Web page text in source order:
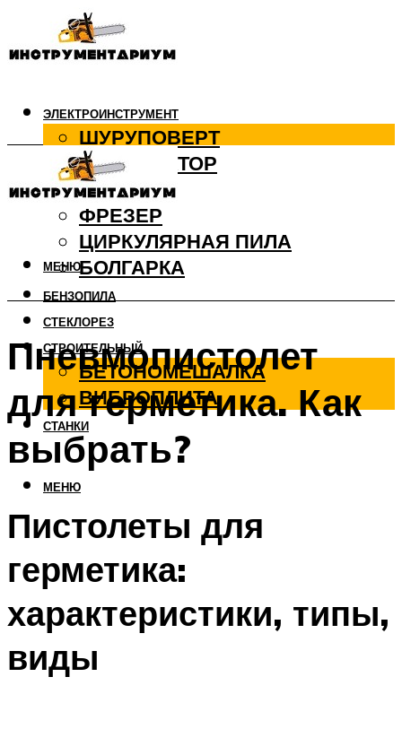
ЭЛЕКТРОИНСТРУМЕНТ
ШУРУПОВЕРТ
ПЕРФОРАТОР
ДРЕЛЬ
ФРЕЗЕР
ЦИРКУЛЯРНАЯ ПИЛА
БОЛГАРКА
БЕНЗОПИЛА
СТЕКЛОРЕЗ
СТРОИТЕЛЬНЫЙ
БЕТОНОМЕШАЛКА
ВИБРОПЛИТА
СТАНКИ
МЕНЮ
МЕНЮ
Пневмопистолет
для герметика. Как
выбрать?
Пистолеты для
герметика:
характеристики, типы,
виды